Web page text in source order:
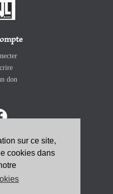
sur ce site,
cookies dans
don
VOUS